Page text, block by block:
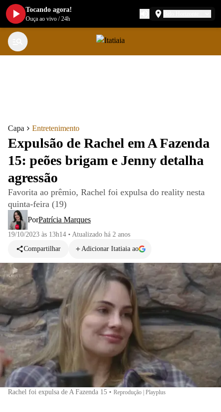
Capa Entretenimento
Expulsão de Rachel em A Fazenda
15: peões brigam e Jenny detalha
agressão
Favorita ao prêmio, Rachel foi expulsa do reality nesta
quinta-feira (19)
PorPatrícia Marques
19/10/2023 às 13h14 • Atualizado há 2 anos
Compartilhar
Adicionar Itatiaia ao
Rachel foi expulsa de A Fazenda 15 • Reprodução | Playplus
Tocando agora!
Ouça ao vivo /24h